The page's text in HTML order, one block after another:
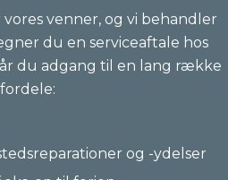
venner, og vi behandler
du en serviceaftale hos
du adgang til en lang række
fordele:
og -ydelser